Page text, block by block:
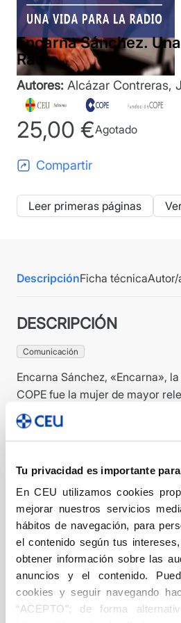
Tu privacidad es importante
En CEU utilizamos cookies
mejorar nuestros servicios
hábitos de navegación, para
el contenido según tus
obtener información sobre las
anuncios y el contenido.
cookies y seguir navegando
“ACEPTO”; de forma
Encarna Sánchez.
Radio
Autores: Alcázar Contreras,
25,00 €Agotado
Compartir
Leer primeras páginas
DescripciónFicha técnicaAutor/
DESCRIPCIÓN
Comunicación
Encarna Sánchez, «Encarna»,
COPE fue la mujer de mayor
España en el siglo XX, tanto
proyección más allá de las
ponerse delante de un
desarrollando una radio
espacios marcaron época,
establecidos, fueron un
horarias, aportando formatos
española.
Este libro sigue la senda de su
buscando contar su verdadera